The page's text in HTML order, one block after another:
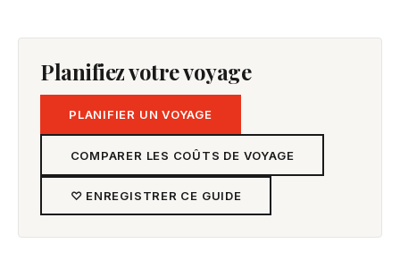
Planifiez votre voyage
PLANIFIER UN VOYAGE
COMPARER LES COÛTS DE VOYAGE
♡ ENREGISTRER CE GUIDE